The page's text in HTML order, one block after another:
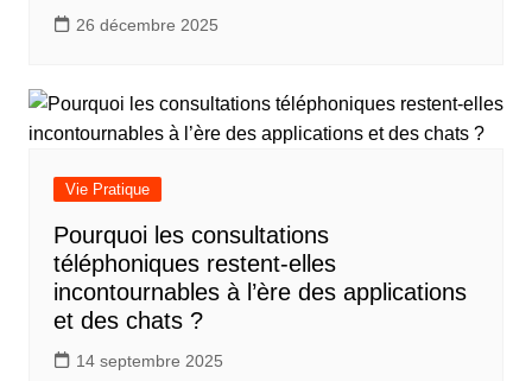
26 décembre 2025
Vie Pratique
Pourquoi les consultations
téléphoniques restent-elles
incontournables à l’ère des applications
et des chats ?
14 septembre 2025